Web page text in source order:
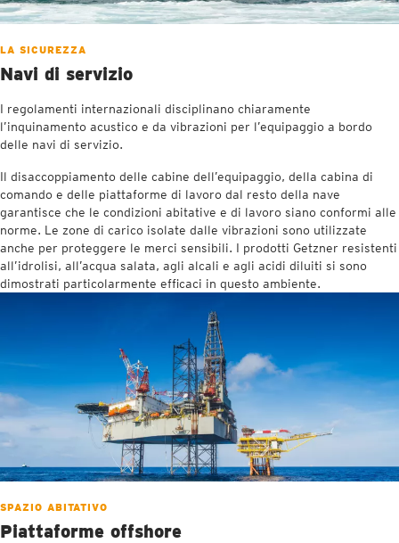
LA SICUREZZA
Navi di servizio
I regolamenti internazionali disciplinano chiaramente
l’inquinamento acustico e da vibrazioni per l’equipaggio a bordo
delle navi di servizio.
Il disaccoppiamento delle cabine dell’equipaggio, della cabina di
comando e delle piattaforme di lavoro dal resto della nave
garantisce che le condizioni abitative e di lavoro siano conformi alle
norme. Le zone di carico isolate dalle vibrazioni sono utilizzate
anche per proteggere le merci sensibili. I prodotti Getzner resistenti
all’idrolisi, all’acqua salata, agli alcali e agli acidi diluiti si sono
dimostrati particolarmente efficaci in questo ambiente.
SPAZIO ABITATIVO
Piattaforme offshore